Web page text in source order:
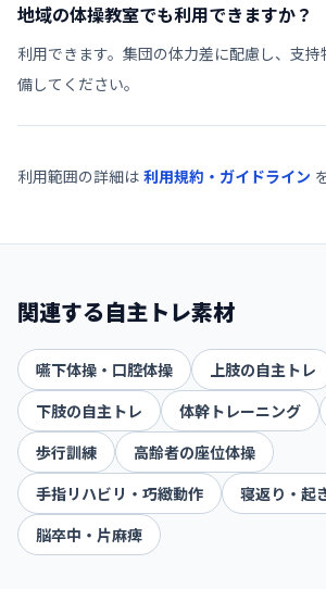
地域の体操教室でも利用できますか？
利用できます。集団の体力差に配慮し、支
備してください。
利用範囲の詳細は 利用規約・ガイドライン
関連する自主トレ素材
嚥下体操・口腔体操
上肢の自主トレ
下肢の自主トレ
体幹トレーニング
歩行訓練
高齢者の座位体操
手指リハビリ・巧緻動作
寝返り・起
脳卒中・片麻痺